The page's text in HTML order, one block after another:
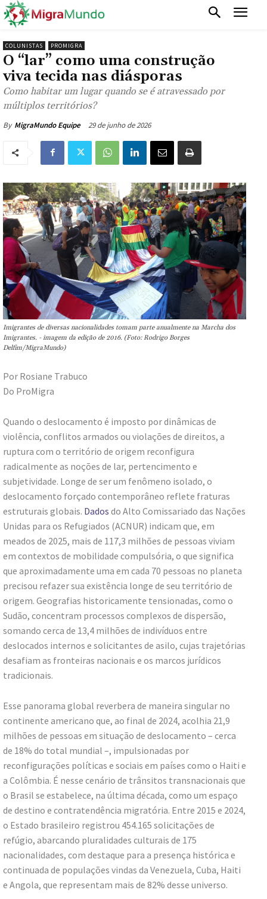
COLUNISTAS PROMIGRA
O “lar” como uma construção
viva tecida nas diásporas
Como habitar um lugar quando se é atravessado por
múltiplos territórios?
By MigraMundo Equipe 29 de junho de 2026
Imigrantes de diversas nacionalidades tomam parte anualmente na Marcha dos
Imigrantes. - imagem da edição de 2016. (Foto: Rodrigo Borges
Delfim/MigraMundo)
Por Rosiane Trabuco
Do ProMigra
Quando o deslocamento é imposto por dinâmicas de
violência, conflitos armados ou violações de direitos, a
ruptura com o território de origem reconfigura
radicalmente as noções de lar, pertencimento e
subjetividade. Longe de ser um fenômeno isolado, o
deslocamento forçado contemporâneo reflete fraturas
estruturais globais. Dados do Alto Comissariado das Nações
Unidas para os Refugiados (ACNUR) indicam que, em
meados de 2025, mais de 117,3 milhões de pessoas viviam
em contextos de mobilidade compulsória, o que significa
que aproximadamente uma em cada 70 pessoas no planeta
precisou refazer sua existência longe de seu território de
origem. Geografias historicamente tensionadas, como o
Sudão, concentram processos complexos de dispersão,
somando cerca de 13,4 milhões de indivíduos entre
deslocados internos e solicitantes de asilo, cujas trajetórias
desafiam as fronteiras nacionais e os marcos jurídicos
tradicionais.
Esse panorama global reverbera de maneira singular no
continente americano que, ao final de 2024, acolhia 21,9
milhões de pessoas em situação de deslocamento – cerca
de 18% do total mundial –, impulsionadas por
reconfigurações políticas e sociais em países como o Haiti e
a Colômbia. É nesse cenário de trânsitos transnacionais que
o Brasil se estabelece, na última década, como um espaço
de destino e contratendência migratória. Entre 2015 e 2024,
o Estado brasileiro registrou 454.165 solicitações de
refúgio, abarcando pluralidades culturais de 175
nacionalidades, com destaque para a presença histórica e
continuada de populações vindas da Venezuela, Cuba, Haiti
e Angola, que representam mais de 82% desse universo.